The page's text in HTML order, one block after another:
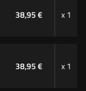
38,95 € x 1
38,95 € x 1